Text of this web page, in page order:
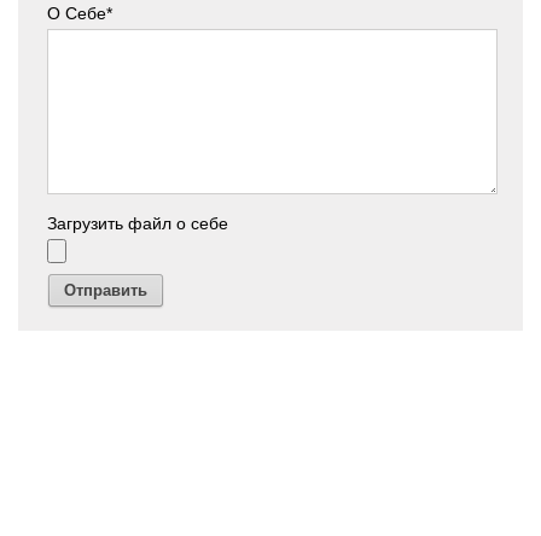
О Себе*
Загрузить файл о себе
Отправить